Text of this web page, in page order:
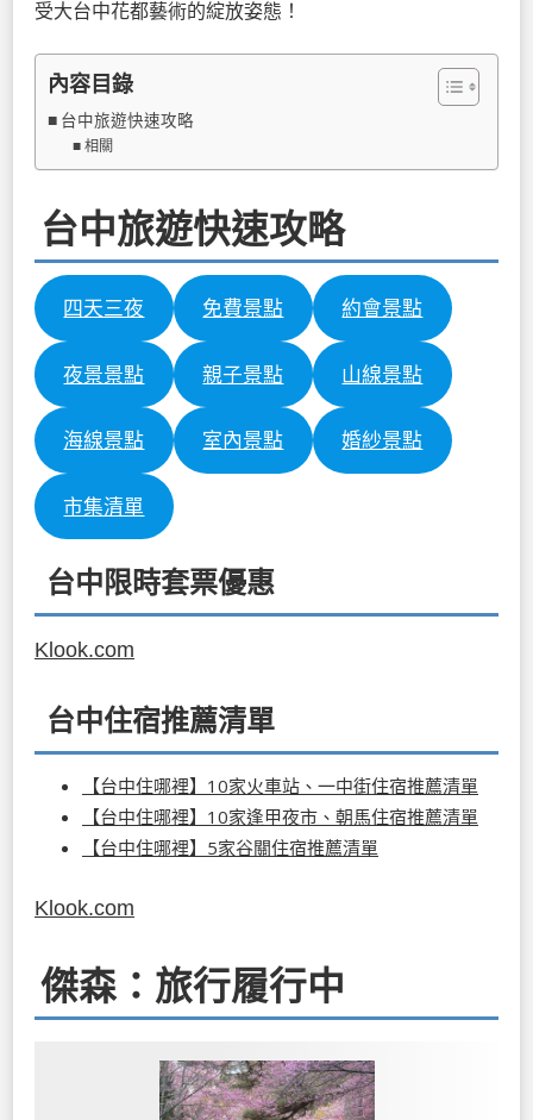
受大台中花都藝術的綻放姿態！
內容目錄
台中旅遊快速攻略
相關
台中旅遊快速攻略
四天三夜 免費景點 約會景點
夜景景點 親子景點 山線景點
海線景點 室內景點 婚紗景點
市集清單
台中限時套票優惠
Klook.com
台中住宿推薦清單
【台中住哪裡】10家火車站、一中街住宿推薦清單
【台中住哪裡】10家逢甲夜市、朝馬住宿推薦清單
【台中住哪裡】5家谷關住宿推薦清單
Klook.com
傑森：旅行履行中